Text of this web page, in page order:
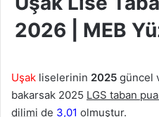
2026 | MEB
Uşak liselerinin 2025 güncel
bakarsak 2025 LGS taban
dilimi de 3,01 olmuştur.